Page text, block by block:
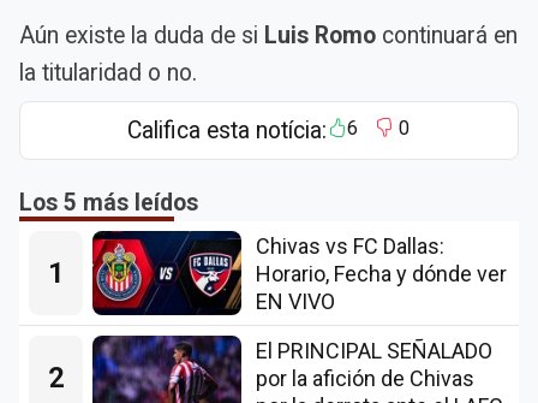
Aún existe la duda de si Luis Romo continuará en
la titularidad o no.
Califica esta notícia: 6 0
Los 5 más leídos
1
Chivas vs FC Dallas:
Horario, Fecha y dónde ver
EN VIVO
2
El PRINCIPAL SEÑALADO
por la afición de Chivas